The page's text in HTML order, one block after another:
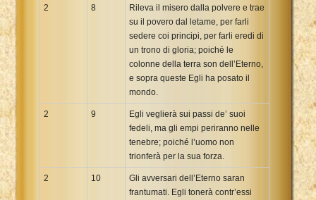
2 8
Rileva il misero dalla polvere e trae
su il povero dal letame, per farli
sedere coi principi, per farli eredi di
un trono di gloria; poiché le
colonne della terra son dell’Eterno,
e sopra queste Egli ha posato il
mondo.
2 9
Egli veglierà sui passi de’ suoi
fedeli, ma gli empi periranno nelle
tenebre; poiché l’uomo non
trionferà per la sua forza.
2 10
Gli avversari dell’Eterno saran
frantumati. Egli tonerà contr’essi